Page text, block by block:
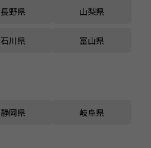
長野県 山梨県
石川県 富山県
静岡県 岐阜県